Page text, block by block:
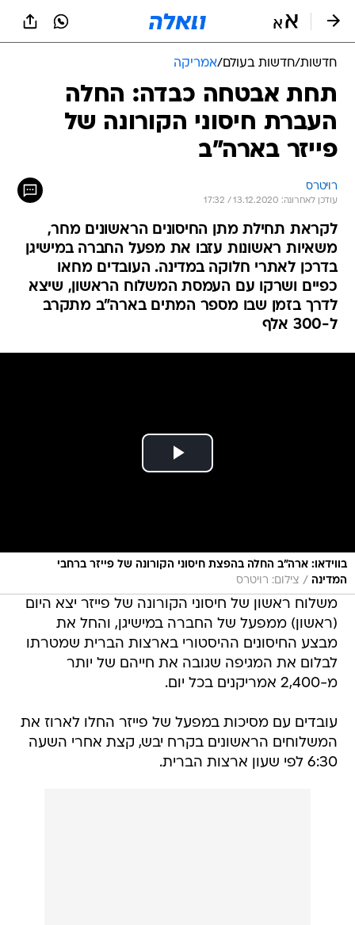
חדשות/חדשות בעולם/אמריקה
תחת אבטחה כבדה: החלה
העברת חיסוני הקורונה של
פייזר בארה"ב
רויטרס
עודכן לאחרונה: 13.12.2020 / 17:32
לקראת תחילת מתן החיסונים הראשונים מחר,
משאיות ראשונות עזבו את מפעל החברה במישיגן
בדרכן לאתרי חלוקה במדינה. העובדים מחאו
כפיים ושרקו עם העמסת המשלוח הראשון, שיצא
לדרך בזמן שבו מספר המתים בארה"ב מתקרב
ל-300 אלף
בווידאו: ארה"ב החלה בהפצת חיסוני הקורונה של פייזר ברחבי
המדינה / צילום: רויטרס
משלוח ראשון של חיסוני הקורונה של פייזר יצא היום
(ראשון) ממפעל של החברה במישיגן, והחל את
מבצע החיסונים ההיסטורי בארצות הברית שמטרתו
לבלום את המגיפה שגובה את חייהם של יותר
מ-2,400 אמריקנים בכל יום.
עובדים עם מסיכות במפעל של פייזר החלו לארוז את
המשלוחים הראשונים בקרח יבש, קצת אחרי השעה
6:30 לפי שעון ארצות הברית.